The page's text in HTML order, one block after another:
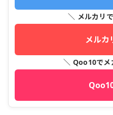
＼ メルカリ
メルカ
＼ Qoo10でメ